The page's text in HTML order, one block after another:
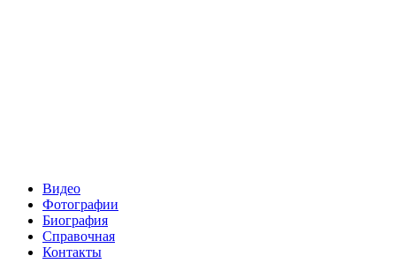
Видео
Фотографии
Биография
Справочная